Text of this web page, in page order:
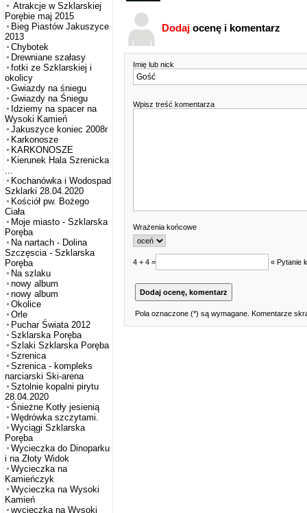
Atrakcje w Szklarskiej
Porębie maj 2015
Bieg Piastów Jakuszyce
2013
Chybotek
Drewniane szałasy
fotki ze Szklarskiej i
okolicy
Gwiazdy na śniegu
Gwiazdy na Śniegu
Idziemy na spacer na
Wysoki Kamień
Jakuszyce koniec 2008r
Karkonosze
KARKONOSZE
Kierunek Hala Szrenicka
...
Kochanówka i Wodospad
Szklarki 28.04.2020
Kościół pw. Bożego
Ciała
Moje miasto - Szklarska
Poręba
Na nartach - Dolina
Szczęscia - Szklarska
Poręba
Na szlaku
nowy album
nowy album
Okolice
Orle
Puchar Świata 2012
Szklarska Poręba
Szlaki Szklarska Poręba
Szrenica
Szrenica - kompleks
narciarski Ski-arena
Sztolnie kopalni pirytu
28.04.2020
Śnieżne Kotły jesienią
Wędrówka szczytami.
Wyciągi Szklarska
Poręba
Wycieczka do Dinoparku
i na Złoty Widok
Wycieczka na
Kamieńczyk
Wycieczka na Wysoki
Kamień
wycieczka na Wysoki
Dodaj ocenę i komentarz
Imię lub nick
Wpisz treść komentarza
Wrażenia końcowe
4 + 4 = « Pytanie
Pola oznaczone (*) są wymagane. Komentarze